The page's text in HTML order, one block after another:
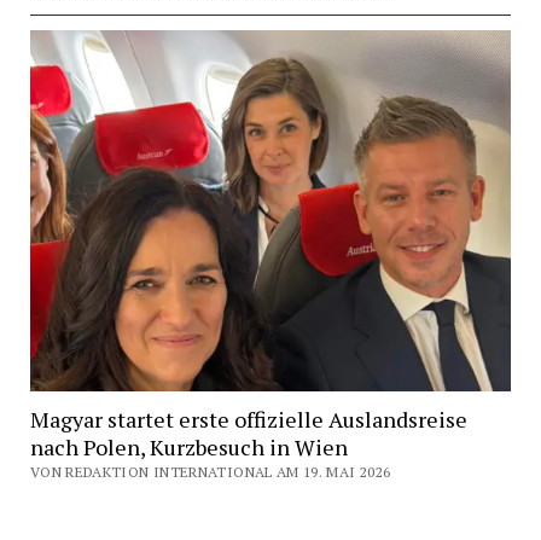
Magyar startet erste offizielle Auslandsreise
nach Polen, Kurzbesuch in Wien
VON REDAKTION INTERNATIONAL AM 19. MAI 2026